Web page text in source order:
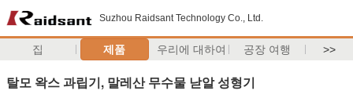
Suzhou Raidsant Technology Co., Ltd.
집 제품 우리에 대하여 공장 여행 >>
탈모 왁스 과립기, 말레산 무수물 낟알 성형기